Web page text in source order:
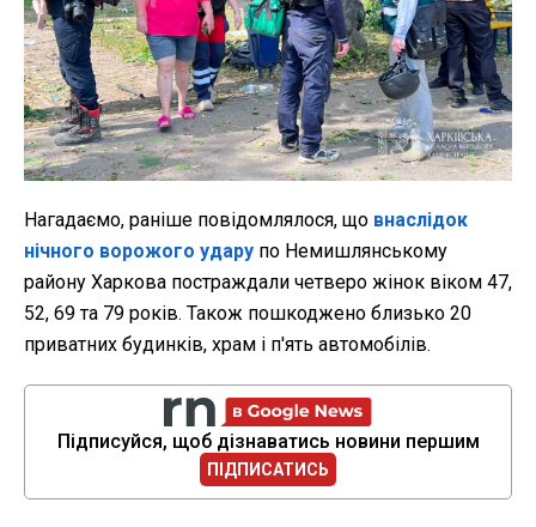
Нагадаємо, раніше повідомлялося, що внаслідок
нічного ворожого удару по Немишлянському
району Харкова постраждали четверо жінок віком 47,
52, 69 та 79 років. Також пошкоджено близько 20
приватних будинків, храм і п'ять автомобілів.
Підписуйся, щоб дізнаватись новини першим
ПІДПИСАТИСЬ